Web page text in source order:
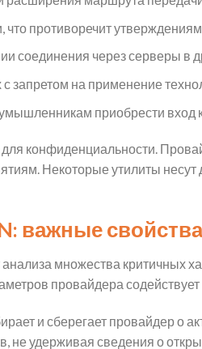
противоречит
соединения через серверы в
запретом на применение
приобрести вход
конфиденциальности.
Некоторые утилиты несут
важные
множества критичных
провайдера
и сберегает провайдер о
не удерживая сведения о